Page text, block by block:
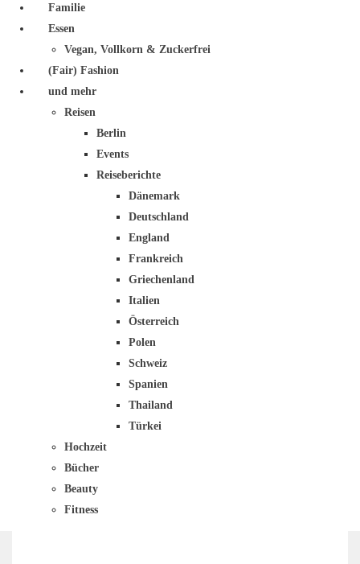
Familie
Essen
Vegan, Vollkorn & Zuckerfrei
(Fair) Fashion
und mehr
Reisen
Berlin
Events
Reiseberichte
Dänemark
Deutschland
England
Frankreich
Griechenland
Italien
Österreich
Polen
Schweiz
Spanien
Thailand
Türkei
Hochzeit
Bücher
Beauty
Fitness